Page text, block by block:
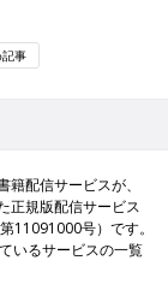
事
配信サービスが、
正規版配信サービス
11091000号）です。
いるサービスの一覧